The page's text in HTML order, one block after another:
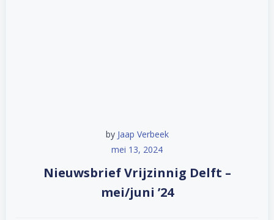
by Jaap Verbeek
mei 13, 2024
Nieuwsbrief Vrijzinnig Delft –
mei/juni ’24